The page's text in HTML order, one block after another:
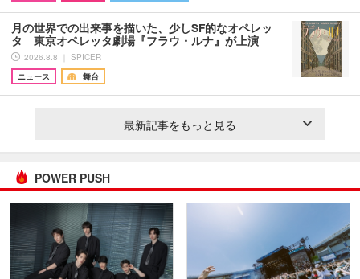
月の世界での出来事を描いた、少しSF的なオペレッ
タ 東京オペレッタ劇場『フラウ・ルナ』が上演
2026.8.8 ｜ SPICER
ニュース
舞台
最新記事をもっと見る
POWER PUSH